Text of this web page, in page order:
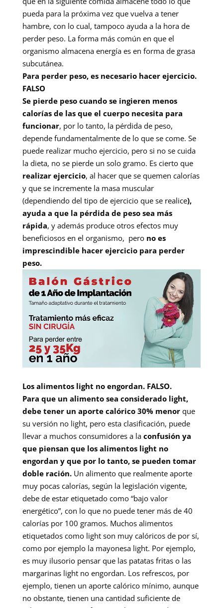
pueda para la próxima vez que vuelva a tener
hambre, con lo cual, tampoco ayuda a la hora de
perder peso. La forma más común en que el
organismo almacena energía es en forma de grasa
subcutánea.
Para perder peso, es necesario hacer ejercicio.
FALSO
Se pierde peso cuando se ingieren menos
calorías de las que el cuerpo necesita para
funcionar, por lo tanto, la pérdida de peso,
depende fundamentalmente de lo que se come. Se
puede realizar mucho ejercicio, pero si no se cuida
la dieta, no se pierde un solo gramo. Es cierto que
realizar ejercicio, al hacer que se quemen calorías
y que se incremente la masa muscular
(dependiendo del tipo de ejercicio que se realice),
ayuda a que la pérdida de peso sea más
rápida, y además produce otros efectos muy
beneficiosos en el organismo, pero no es
imprescindible hacer ejercicio para perder
peso.
Los alimentos light no engordan. FALSO.
Para que un alimento sea considerado light,
debe tener un aporte calórico 30% menorque
su versión no light, pero esta clasificación, puede
llevar a muchos consumidores a la confusión ya
que piensan que los alimentos light no
engordan y que por lo tanto, se pueden tomar
doble ración. Un alimento que realmente aporte
muy pocas calorías, según la legislación vigente,
debe de estar etiquetado como “bajo valor
energético”, con lo que no puede tener más de 40
calorías por 100 gramos. Muchos alimentos
etiquetados como light son muy calóricos de por sí,
como por ejemplo la mayonesa light. Por ejemplo,
es muy ilusorio pensar que las patatas fritas o las
margarinas light no engordan. Los refrescos, por
ejemplo, tienen un aporte calórico mínimo, aunque
no obstante, tienen una cantidad suficiente de